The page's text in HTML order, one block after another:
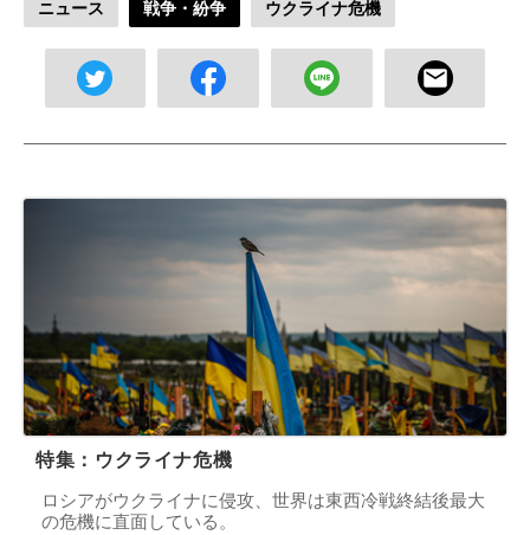
ニュース 戦争・紛争 ウクライナ危機
特集：ウクライナ危機
ロシアがウクライナに侵攻、世界は東西冷戦終結後最大
の危機に直面している。